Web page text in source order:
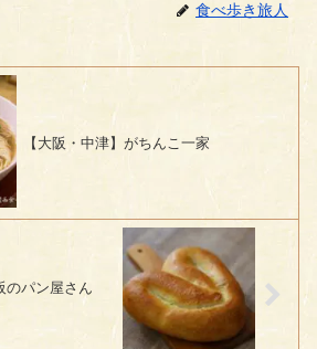
食べ歩き旅人
【大阪・中津】がちんこ一家
のパン屋さん